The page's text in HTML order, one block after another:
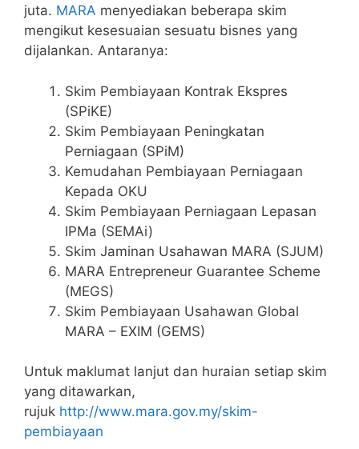
juta. MARA menyediakan beberapa skim
mengikut kesesuaian sesuatu bisnes yang
dijalankan. Antaranya:
Skim Pembiayaan Kontrak Ekspres
(SPiKE)
Skim Pembiayaan Peningkatan
Perniagaan (SPiM)
Kemudahan Pembiayaan Perniagaan
Kepada OKU
Skim Pembiayaan Perniagaan Lepasan
IPMa (SEMAi)
Skim Jaminan Usahawan MARA (SJUM)
MARA Entrepreneur Guarantee Scheme
(MEGS)
Skim Pembiayaan Usahawan Global
MARA – EXIM (GEMS)
Untuk maklumat lanjut dan huraian setiap skim
yang ditawarkan,
rujuk http://www.mara.gov.my/skim-
pembiayaan